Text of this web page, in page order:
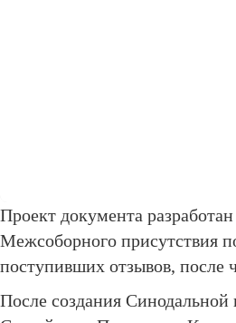
Проект документа разработан
Межсоборного присутствия
поступивших отзывов, после
После создания Синодальной